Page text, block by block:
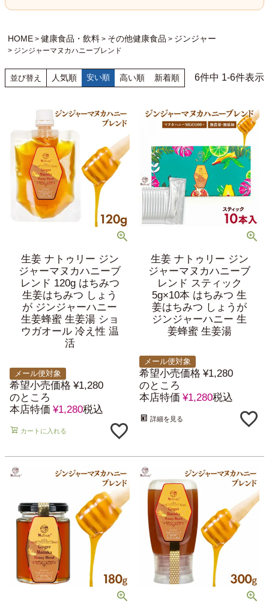
HOME 健康食品・飲料 その他健康食品 ジンジャー
ジンジャーマヌカハニーブレンド
並び替え 人気順 安い順 高い順 新着順 6件中 1-6件表示
生姜 ナトゥリー ジン
ジャーマヌカハニーブ
レンド 120g はちみつ
生姜はちみつ しょう
が ジンジャーハニー
生姜蜂蜜 生姜湯 ショ
ウガオール 冷え性 温
活
メール便対象
希望小売価格 ¥1,280
のところ
本店特価 ¥1,280税込
カートに入れる
生姜 ナトゥリー ジン
ジャーマヌカハニーブ
レンド スティック
5g×10本 はちみつ 生
姜はちみつ しょうが
ジンジャーハニー 生
姜蜂蜜 生姜湯
メール便対象
希望小売価格 ¥1,280
のところ
本店特価 ¥1,280税込
詳細を見る